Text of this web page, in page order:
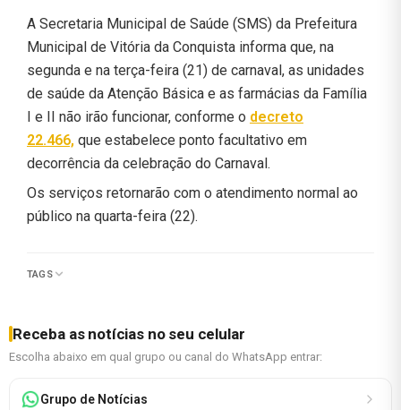
A Secretaria Municipal de Saúde (SMS) da Prefeitura
Municipal de Vitória da Conquista informa que, na
segunda e na terça-feira (21) de carnaval, as unidades
de saúde da Atenção Básica e as farmácias da Família
I e II não irão funcionar, conforme o decreto
22.466, que estabelece ponto facultativo em
decorrência da celebração do Carnaval.
Os serviços retornarão com o atendimento normal ao
público na quarta-feira (22).
TAGS
Receba as notícias no seu celular
Escolha abaixo em qual grupo ou canal do WhatsApp entrar:
Grupo de Notícias